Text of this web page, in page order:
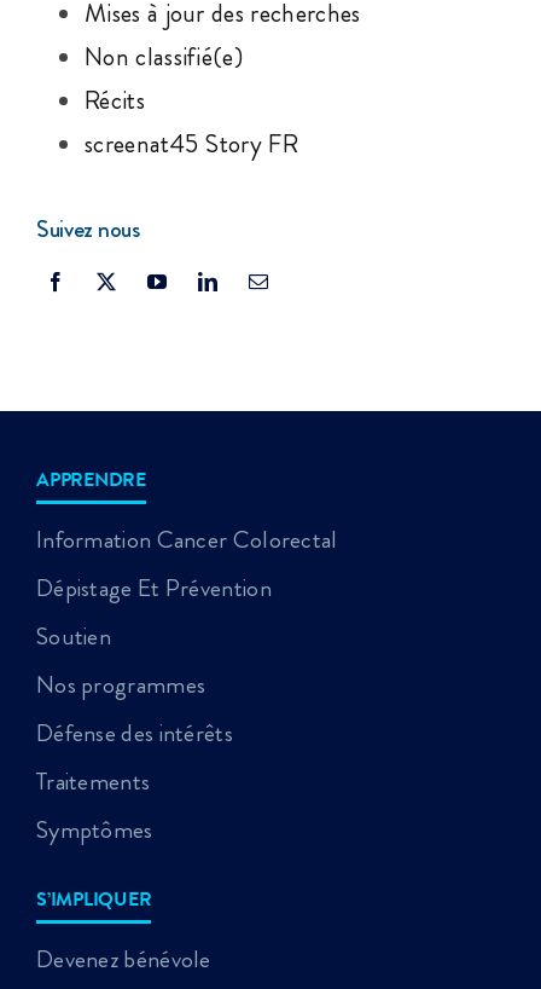
Mises à jour des recherches
Non classifié(e)
Récits
screenat45 Story FR
Suivez nous
APPRENDRE
Information Cancer Colorectal
Dépistage Et Prévention
Soutien
Nos programmes
Défense des intérêts
Traitements
Symptômes
S’IMPLIQUER
Devenez bénévole